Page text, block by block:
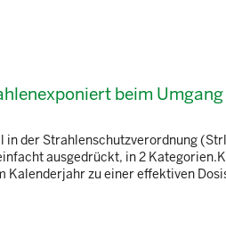
beim
in der Strahlenschutzverordnung
ausgedrückt, in 2
zu einer effektiven